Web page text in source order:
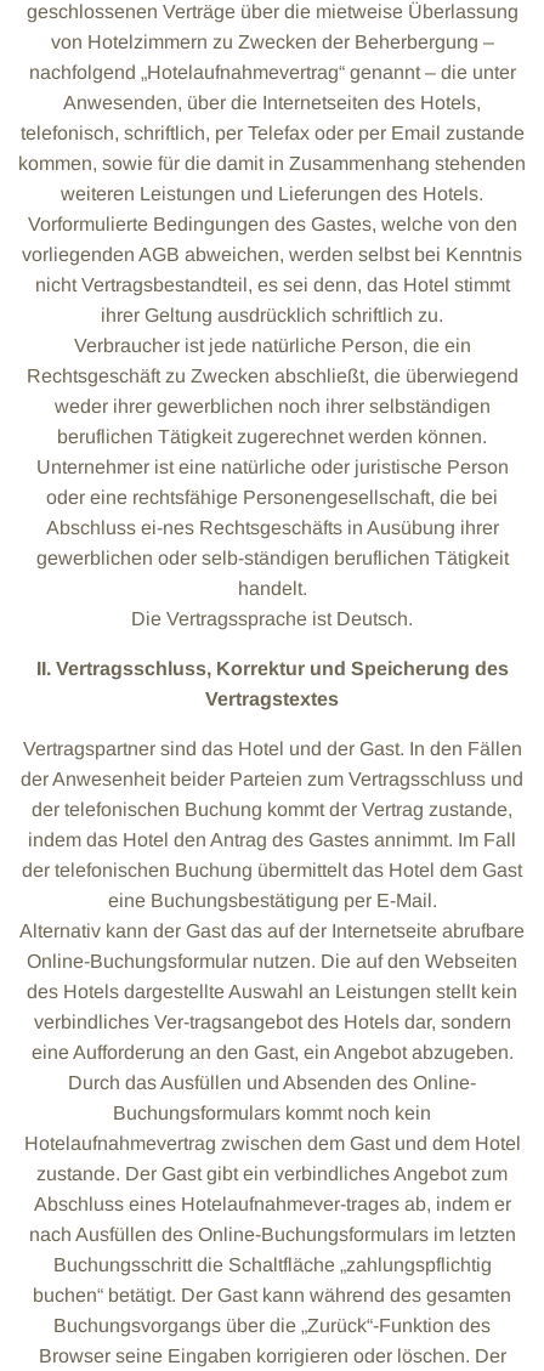
geschlossenen Verträge über die mietweise Überlassung
von Hotelzimmern zu Zwecken der Beherbergung –
nachfolgend „Hotelaufnahmevertrag“ genannt – die unter
Anwesenden, über die Internetseiten des Hotels,
telefonisch, schriftlich, per Telefax oder per Email zustande
kommen, sowie für die damit in Zusammenhang stehenden
weiteren Leistungen und Lieferungen des Hotels.
Vorformulierte Bedingungen des Gastes, welche von den
vorliegenden AGB abweichen, werden selbst bei Kenntnis
nicht Vertragsbestandteil, es sei denn, das Hotel stimmt
ihrer Geltung ausdrücklich schriftlich zu.
Verbraucher ist jede natürliche Person, die ein
Rechtsgeschäft zu Zwecken abschließt, die überwiegend
weder ihrer gewerblichen noch ihrer selbständigen
beruflichen Tätigkeit zugerechnet werden können.
Unternehmer ist eine natürliche oder juristische Person
oder eine rechtsfähige Personengesellschaft, die bei
Abschluss ei-nes Rechtsgeschäfts in Ausübung ihrer
gewerblichen oder selb-ständigen beruflichen Tätigkeit
handelt.
Die Vertragssprache ist Deutsch.
II. Vertragsschluss, Korrektur und Speicherung des
Vertragstextes
Vertragspartner sind das Hotel und der Gast. In den Fällen
der Anwesenheit beider Parteien zum Vertragsschluss und
der telefonischen Buchung kommt der Vertrag zustande,
indem das Hotel den Antrag des Gastes annimmt. Im Fall
der telefonischen Buchung übermittelt das Hotel dem Gast
eine Buchungsbestätigung per E-Mail.
Alternativ kann der Gast das auf der Internetseite abrufbare
Online-Buchungsformular nutzen. Die auf den Webseiten
des Hotels dargestellte Auswahl an Leistungen stellt kein
verbindliches Ver-tragsangebot des Hotels dar, sondern
eine Aufforderung an den Gast, ein Angebot abzugeben.
Durch das Ausfüllen und Absenden des Online-
Buchungsformulars kommt noch kein
Hotelaufnahmevertrag zwischen dem Gast und dem Hotel
zustande. Der Gast gibt ein verbindliches Angebot zum
Abschluss eines Hotelaufnahmever-trages ab, indem er
nach Ausfüllen des Online-Buchungsformulars im letzten
Buchungsschritt die Schaltfläche „zahlungspflichtig
buchen“ betätigt. Der Gast kann während des gesamten
Buchungsvorgangs über die „Zurück“-Funktion des
Browser seine Eingaben korrigieren oder löschen. Der